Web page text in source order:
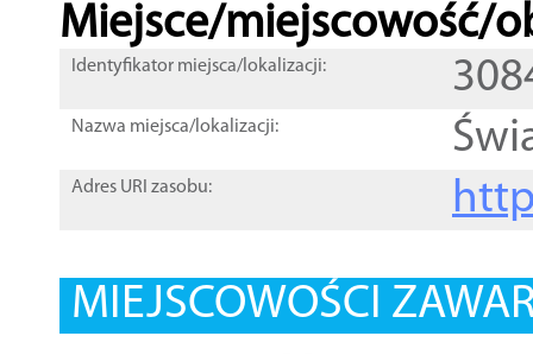
Miejsce/miejscowość/
Identyfikator miejsca/lokalizacji:
Nazwa miejsca/lokalizacji:
Adres URI zasobu:
MIEJSCOWOŚCI